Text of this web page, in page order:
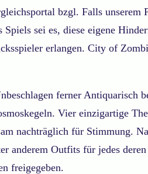
bzgl. Falls
sei es, diese eigene
erlangen. City of
ferner Antiquarisch
Vier einzigartige
nachträglich für Stimmung.
anderem Outfits für jedes
freigegeben.